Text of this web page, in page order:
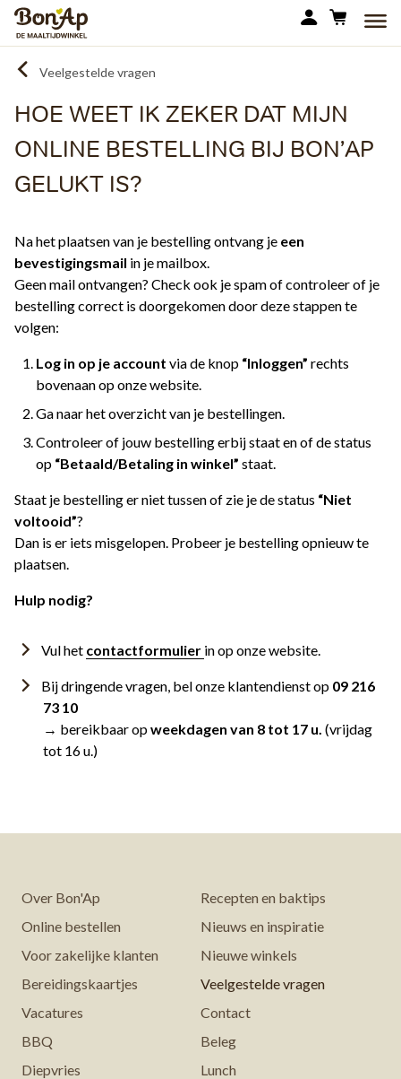
Overslaan
gaan
Veelgestelde vragen
HOE WEET IK ZEKER DAT MIJN
ONLINE BESTELLING BIJ BON’AP
GELUKT IS?
Na het plaatsen van je bestelling ontvang je een
bevestigingsmail in je mailbox.
Geen mail ontvangen? Check ook je spam of controleer of je
bestelling correct is doorgekomen door deze stappen te
volgen:
Log in op je account via de knop “Inloggen” rechts
bovenaan op onze website.
Ga naar het overzicht van je bestellingen.
Controleer of jouw bestelling erbij staat en of de status
op “Betaald/Betaling in winkel” staat.
Staat je bestelling er niet tussen of zie je de status “Niet
voltooid”?
Dan is er iets misgelopen. Probeer je bestelling opnieuw te
plaatsen.
Hulp nodig?
Vul het contactformulier in op onze website.
Bij dringende vragen, bel onze klantendienst op 09 216
73 10
→ bereikbaar opweekdagen van 8 tot 17 u. (vrijdag
tot 16 u.)
Over Bon'Ap
Recepten en baktips
Online bestellen
Nieuws en inspiratie
Voor zakelijke klanten
Nieuwe winkels
Bereidingskaartjes
Veelgestelde vragen
Vacatures
Contact
BBQ
Beleg
Diepvries
Lunch